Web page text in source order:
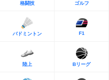
格闘技 ゴルフ
バドミントン F1
陸上 Bリーグ